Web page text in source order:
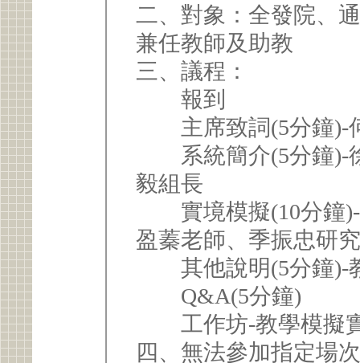
二、對象：全發院、
兼任教師及助教
三、議程：
報到
主席致詞(5分鐘)-
系統簡介(5分鐘)-
毅組長
實境模擬(10分鐘)-
盈蓁老師、季振忠研
其他說明(5分鐘)-
Q&A(5分鐘)
工作坊-教學模擬
四、無法參加指定場